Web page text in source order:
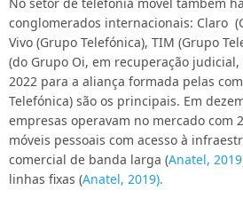
conglomerados internacionais: Claro
Vivo (Grupo Telefónica), TIM (Grupo
(do Grupo Oi, em recuperação
2022 para a aliança formada pelas
Telefónica) são os principais. Em
empresas operavam no mercado com
móveis pessoais com acesso à
comercial de banda larga (Anatel, 2019
linhas fixas (Anatel, 2019).